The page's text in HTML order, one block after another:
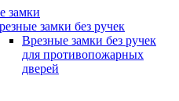
замки
замки без ручек
Врезные замки без ручек
для противопожарных
дверей